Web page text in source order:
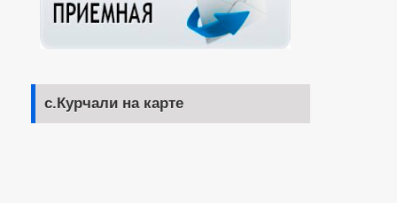
с.Курчали на карте